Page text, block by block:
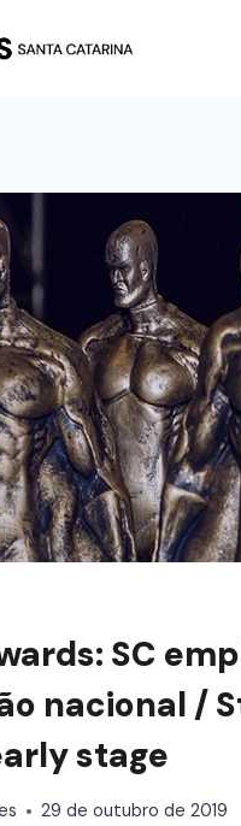
SC
nacional /
stage
29 de outubro de 2019